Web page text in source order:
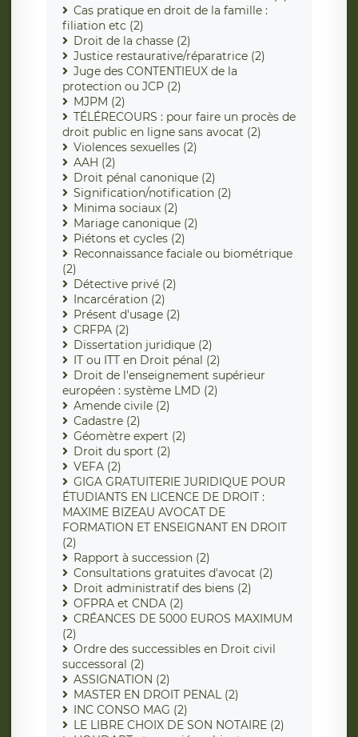
Cas pratique en droit de la famille :
filiation etc (2)
Droit de la chasse (2)
Justice restaurative/réparatrice (2)
Juge des CONTENTIEUX de la
protection ou JCP (2)
MJPM (2)
TÉLÉRECOURS : pour faire un procès de
droit public en ligne sans avocat (2)
Violences sexuelles (2)
AAH (2)
Droit pénal canonique (2)
Signification/notification (2)
Minima sociaux (2)
Mariage canonique (2)
Piétons et cycles (2)
Reconnaissance faciale ou biométrique
(2)
Détective privé (2)
Incarcération (2)
Présent d'usage (2)
CRFPA (2)
Dissertation juridique (2)
IT ou ITT en Droit pénal (2)
Droit de l'enseignement supérieur
européen : système LMD (2)
Amende civile (2)
Cadastre (2)
Géomètre expert (2)
Droit du sport (2)
VEFA (2)
GIGA GRATUITERIE JURIDIQUE POUR
ÉTUDIANTS EN LICENCE DE DROIT :
MAXIME BIZEAU AVOCAT DE
FORMATION ET ENSEIGNANT EN DROIT
(2)
Rapport à succession (2)
Consultations gratuites d'avocat (2)
Droit administratif des biens (2)
OFPRA et CNDA (2)
CRÉANCES DE 5000 EUROS MAXIMUM
(2)
Ordre des successibles en Droit civil
successoral (2)
ASSIGNATION (2)
MASTER EN DROIT PENAL (2)
INC CONSO MAG (2)
LE LIBRE CHOIX DE SON NOTAIRE (2)